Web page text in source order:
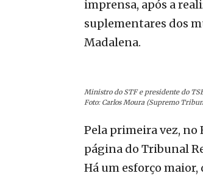
imprensa, após a
suplementares dos
Madalena.
Ministro do STF e presidente do
Foto: Carlos Moura (Supremo
Pela primeira vez, no
página do Tribunal
Há um esforço maior,